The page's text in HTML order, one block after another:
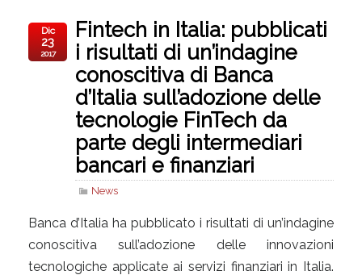
Fintech in Italia: pubblicati
i risultati di un’indagine
conoscitiva di Banca
d’Italia sull’adozione delle
tecnologie FinTech da
parte degli intermediari
bancari e finanziari
News
Dic
23
2017
Banca d’Italia ha pubblicato i risultati di un’indagine
conoscitiva sull’adozione delle innovazioni
tecnologiche applicate ai servizi finanziari in Italia.